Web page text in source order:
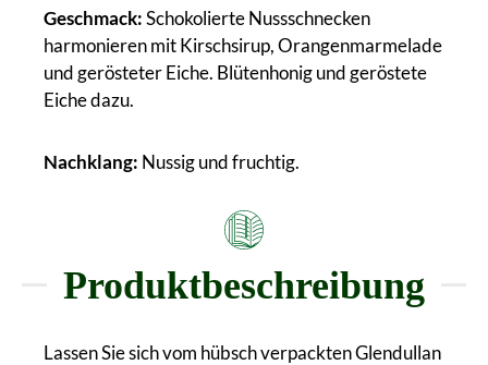
Geschmack:Schokolierte Nussschnecken
harmonieren mit Kirschsirup, Orangenmarmelade
und gerösteter Eiche. Blütenhonig und geröstete
Eiche dazu.
Nachklang: Nussig und fruchtig.
Produktbeschreibung
Lassen Sie sich vom hübsch verpackten Glendullan